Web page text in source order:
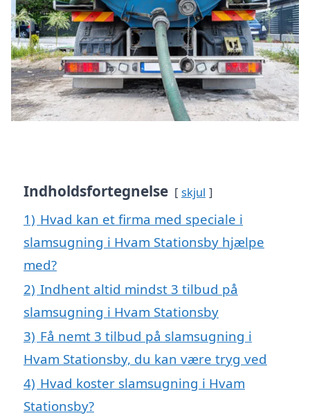
Indholdsfortegnelse skjul
1) Hvad kan et firma med speciale i
slamsugning i Hvam Stationsby hjælpe
med?
2) Indhent altid mindst 3 tilbud på
slamsugning i Hvam Stationsby
3) Få nemt 3 tilbud på slamsugning i
Hvam Stationsby, du kan være tryg ved
4) Hvad koster slamsugning i Hvam
Stationsby?